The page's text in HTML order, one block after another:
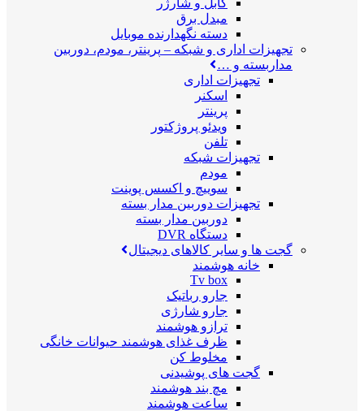
کابل و شارژر
مبدل برق
دسته نگهدارنده موبایل
تجهیزات اداری و شبکه – پرینتر، مودم، دوربین
مداربسته و …
تجهیزات اداری
اسکنر
پرینتر
ویدئو پروژکتور
تلفن
تجهیزات شبکه
مودم
سوییچ و اکسس پوینت
تجهیزات دوربین مدار بسته
دوربین مدار بسته
دستگاه DVR
گجت ها و سایر کالاهای دیجیتال
خانه هوشمند
Tv box
جارو رباتیک
جارو شارژی
ترازو هوشمند
ظرف غذای هوشمند حیوانات خانگی
مخلوط کن
گجت های پوشیدنی
مچ بند هوشمند
ساعت هوشمند